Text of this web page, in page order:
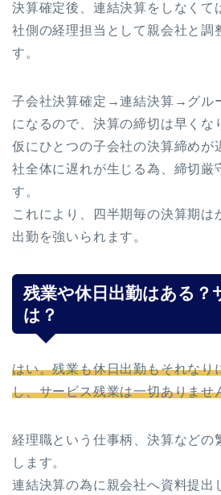
決算確定後、連結決算をしなくて
社側の経理担当として親会社と調
す。
子会社決算確定→連結決算→グル
になるので、決算の締切は早くな
仮にひとつの子会社の決算締めが
社全体に遅れが生じる為、締切厳
す。
これにより、四半期毎の決算期は
出勤を強いられます。
残業や休日出勤はある？
は？
はい。残業も休日出勤もそれなり
し、サービス残業は一切ありませ
経理職という仕事柄、決算などの
します。
連結決算の為に親会社へ資料提出